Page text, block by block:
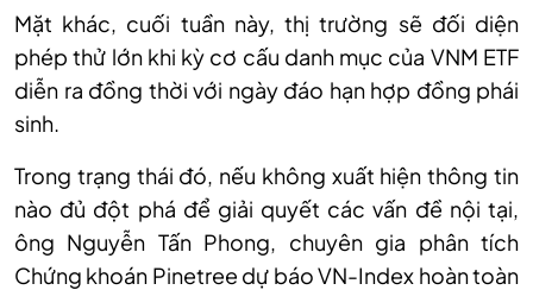
Mặt khác, cuối tuần này, thị trường sẽ đối diện
phép thử lớn khi kỳ cơ cấu danh mục của VNM ETF
diễn ra đồng thời với ngày đáo hạn hợp đồng phái
sinh.
Trong trạng thái đó, nếu không xuất hiện thông tin
nào đủ đột phá để giải quyết các vấn đề nội tại,
ông Nguyễn Tấn Phong, chuyên gia phân tích
Chứng khoán Pinetree dự báo VN-Index hoàn toàn